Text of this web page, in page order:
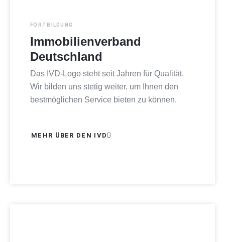
FORTBILDUNG
Immobilienverband
Deutschland
Das IVD-Logo steht seit Jahren für Qualität.
Wir bilden uns stetig weiter, um Ihnen den
bestmöglichen Service bieten zu können.
MEHR ÜBER DEN IVD